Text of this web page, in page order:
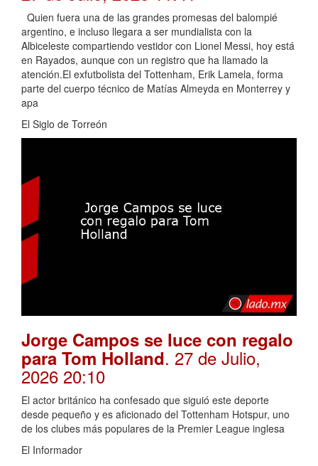
Quien fuera una de las grandes promesas del balompié
argentino, e incluso llegara a ser mundialista con la
Albiceleste compartiendo vestidor con Lionel Messi, hoy está
en Rayados, aunque con un registro que ha llamado la
atención.El exfutbolista del Tottenham, Erik Lamela, forma
parte del cuerpo técnico de Matías Almeyda en Monterrey y
apa
El Siglo de Torreón
Jorge Campos se luce con regalo
para Tom Holland. 27 de Julio,
2026 20:10
El actor británico ha confesado que siguió este deporte
desde pequeño y es aficionado del Tottenham Hotspur, uno
de los clubes más populares de la Premier League inglesa
El Informador